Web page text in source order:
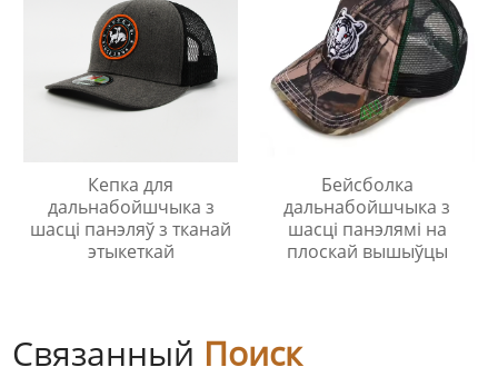
Кепка для
дальнабойшчыка з
шасці панэляў з тканай
этыкеткай
Бейсболка
дальнабойшчыка з
шасці панэлямі на
плоскай вышыўцы
Связанный Поиск